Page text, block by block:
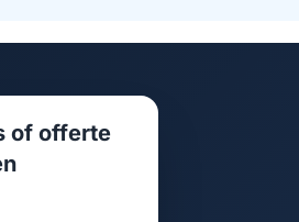
of offerte